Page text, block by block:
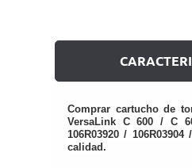
Comprar cartucho de
VersaLink C 600 / C
106R03920 / 106R03904
calidad.